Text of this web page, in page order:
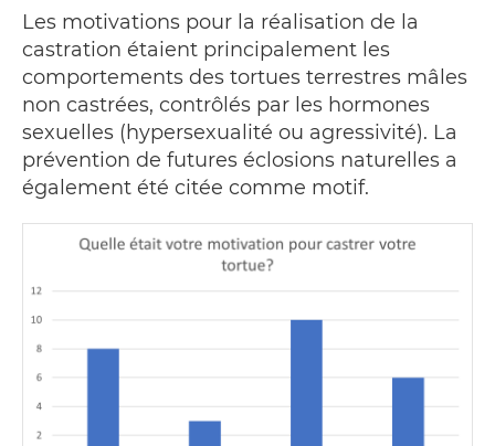
Les motivations pour la réalisation de la
castration étaient principalement les
comportements des tortues terrestres mâles
non castrées, contrôlés par les hormones
sexuelles (hypersexualité ou agressivité). La
prévention de futures éclosions naturelles a
également été citée comme motif.